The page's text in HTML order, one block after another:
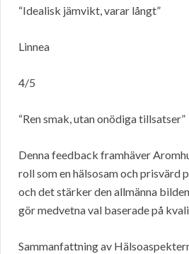
“Idealisk jämvikt, varar långt”
Linnea
4/5
“Ren smak, utan onödiga tillsatser”
Denna feedback framhäver
roll som en hälsosam och prisvärd
och det stärker den allmänna
gör medvetna val baserade på
Sammanfattning av